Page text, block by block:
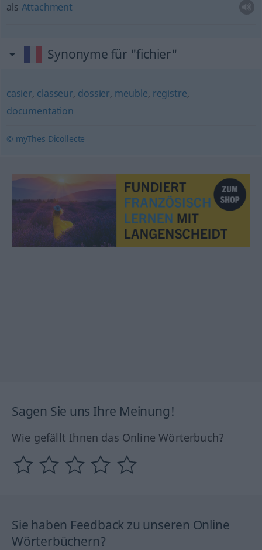
als Attachment
Synonyme für "fichier"
casier, classeur, dossier, meuble, registre,
documentation
© myThes Dicollecte
Sagen Sie uns Ihre Meinung!
Wie gefällt Ihnen das Online Wörterbuch?
Sie haben Feedback zu unseren Online
Wörterbüchern?